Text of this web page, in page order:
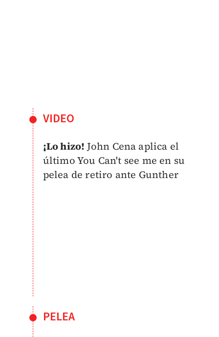
VIDEO
¡Lo hizo! John Cena aplica el
último You Can't see me en su
pelea de retiro ante Gunther
PELEA